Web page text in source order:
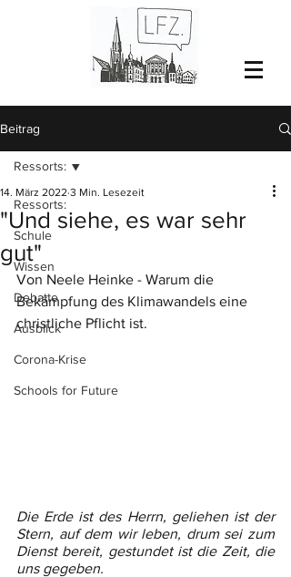
Beitrag
Ressorts:
Schule
Wissen
Debatte
Ausblick
Corona-Krise
Schools for Future
Ressorts:
"Und siehe, es war sehr
gut"
14. März 2022 3 Min. Lesezeit
Von Neele Heinke - Warum die
Bekämpfung des Klimawandels eine
christliche Pflicht ist.
Die Erde ist des Herrn, geliehen ist der
Stern, auf dem wir leben, drum sei zum
Dienst bereit, gestundet ist die Zeit, die
uns gegeben.